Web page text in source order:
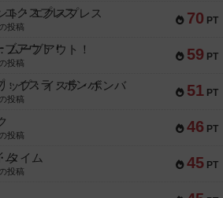
70 PT
ト・エクスプレス
投稿
59 PT
ムーブアウト！
投稿
51 PT
ップ：イスラ・ボンバ
投稿
46 PT
投稿
45 PT
タイム
投稿